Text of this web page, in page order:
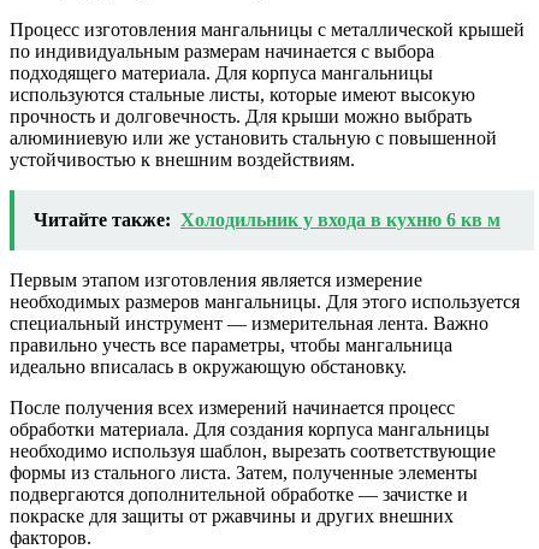
Процесс изготовления мангальницы с металлической крышей
по индивидуальным размерам начинается с выбора
подходящего материала. Для корпуса мангальницы
используются стальные листы, которые имеют высокую
прочность и долговечность. Для крыши можно выбрать
алюминиевую или же установить стальную с повышенной
устойчивостью к внешним воздействиям.
Читайте также: Холодильник у входа в кухню 6 кв м
Первым этапом изготовления является измерение
необходимых размеров мангальницы. Для этого используется
специальный инструмент — измерительная лента. Важно
правильно учесть все параметры, чтобы мангальница
идеально вписалась в окружающую обстановку.
После получения всех измерений начинается процесс
обработки материала. Для создания корпуса мангальницы
необходимо используя шаблон, вырезать соответствующие
формы из стального листа. Затем, полученные элементы
подвергаются дополнительной обработке — зачистке и
покраске для защиты от ржавчины и других внешних
факторов.